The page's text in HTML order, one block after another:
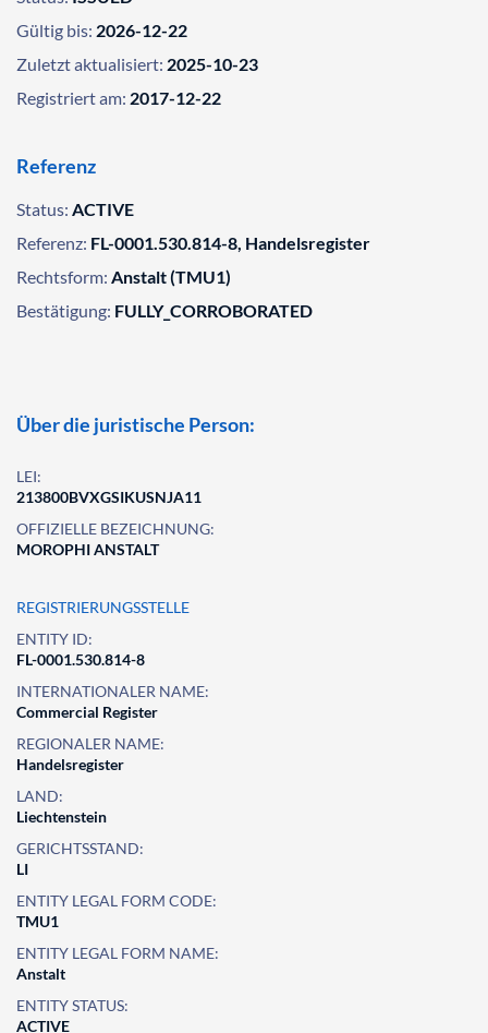
Gültig bis: 2026-12-22
Zuletzt aktualisiert: 2025-10-23
Registriert am: 2017-12-22
Referenz
Status: ACTIVE
Referenz: FL-0001.530.814-8, Handelsregister
Rechtsform: Anstalt (TMU1)
Bestätigung: FULLY_CORROBORATED
Über die juristische Person:
LEI:
213800BVXGSIKUSNJA11
OFFIZIELLE BEZEICHNUNG:
MOROPHI ANSTALT
REGISTRIERUNGSSTELLE
ENTITY ID:
FL-0001.530.814-8
INTERNATIONALER NAME:
Commercial Register
REGIONALER NAME:
Handelsregister
LAND:
Liechtenstein
GERICHTSSTAND:
LI
ENTITY LEGAL FORM CODE:
TMU1
ENTITY LEGAL FORM NAME:
Anstalt
ENTITY STATUS:
ACTIVE